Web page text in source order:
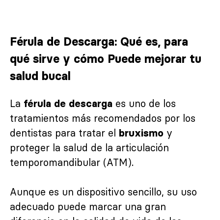
Férula de Descarga: Qué es, para
qué sirve y cómo Puede mejorar tu
salud bucal
La férula de descarga es uno de los
tratamientos más recomendados por los
dentistas para tratar el bruxismo y
proteger la salud de la articulación
temporomandibular (ATM).
Aunque es un dispositivo sencillo, su uso
adecuado puede marcar una gran